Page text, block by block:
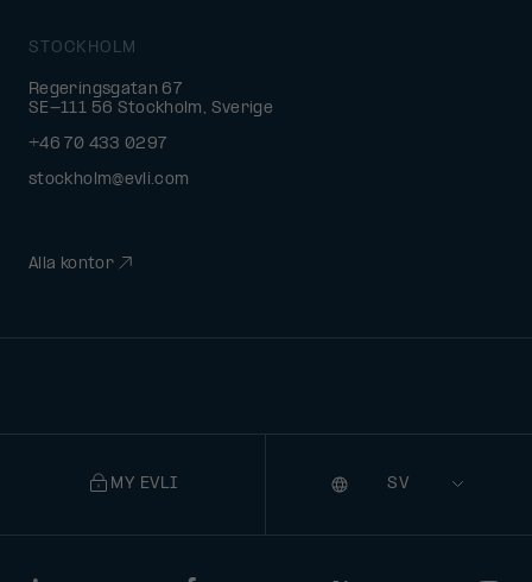
STOCKHOLM
Regeringsgatan 67
SE-111 56 Stockholm, Sverige
+46 70 433 0297
stockholm@evli.com
Alla kontor
MY EVLI
Selecting
Språk